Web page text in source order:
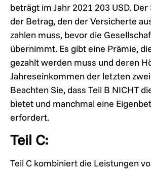
beträgt im Jahr 2021 203 USD.
der Betrag, den der Versicherte
zahlen muss, bevor die
übernimmt. Es gibt eine Prämie,
gezahlt werden muss und deren
Jahreseinkommen der letzten
Beachten Sie, dass Teil B NICHT
bietet und manchmal eine
erfordert.
Teil C:
Teil C kombiniert die Leistungen